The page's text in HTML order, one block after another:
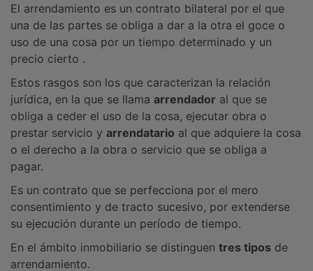
El arrendamiento es un contrato bilateral por el que
una de las partes se obliga a dar a la otra el goce o
uso de una cosa por un tiempo determinado y un
precio cierto .
Estos rasgos son los que caracterizan la relación
jurídica, en la que se llama arrendador al que se
obliga a ceder el uso de la cosa, ejecutar obra o
prestar servicio y arrendatario al que adquiere la cosa
o el derecho a la obra o servicio que se obliga a
pagar.
Es un contrato que se perfecciona por el mero
consentimiento y de tracto sucesivo, por extenderse
su ejecución durante un período de tiempo.
En el ámbito inmobiliario se distinguen tres tipos de
arrendamiento.